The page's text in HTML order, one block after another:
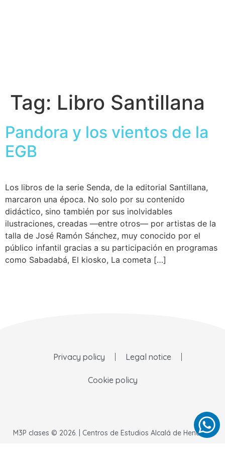
Tag: Libro Santillana
Pandora y los vientos de la
EGB
Los libros de la serie Senda, de la editorial Santillana,
marcaron una época. No solo por su contenido
didáctico, sino también por sus inolvidables
ilustraciones, creadas —entre otros— por artistas de la
talla de José Ramón Sánchez, muy conocido por el
público infantil gracias a su participación en programas
como Sabadabá, El kiosko, La cometa […]
Privacy policy Legal notice
Cookie policy
M3P clases © 2026. | Centros de Estudios Alcalá de Henares.